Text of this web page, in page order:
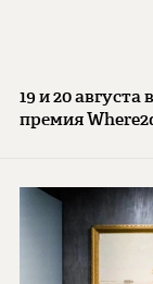
19 и 20
премия